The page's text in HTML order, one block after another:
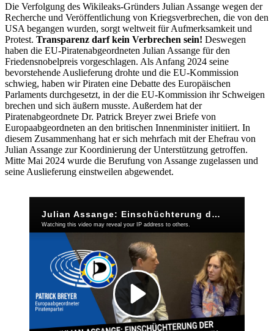
Die Verfolgung des Wikileaks-Gründers Julian Assange wegen der
Recherche und Veröffentlichung von Kriegsverbrechen, die von den
USA begangen wurden, sorgt weltweit für Aufmerksamkeit und
Protest. Transparenz darf kein Verbrechen sein! Deswegen
haben die EU-Piratenabgeordneten Julian Assange für den
Friedensnobelpreis vorgeschlagen. Als Anfang 2024 seine
bevorstehende Auslieferung drohte und die EU-Kommission
schwieg, haben wir Piraten eine Debatte des Europäischen
Parlaments durchgesetzt, in der die EU-Kommission ihr Schweigen
brechen und sich äußern musste. Außerdem hat der
Piratenabgeordnete Dr. Patrick Breyer zwei Briefe von
Europaabgeordneten an den britischen Innenminister initiiert. In
diesem Zusammenhang hat er sich mehrfach mit der Ehefrau von
Julian Assange zur Koordinierung der Unterstützung getroffen.
Mitte Mai 2024 wurde die Berufung von Assange zugelassen und
seine Auslieferung einstweilen abgewendet.